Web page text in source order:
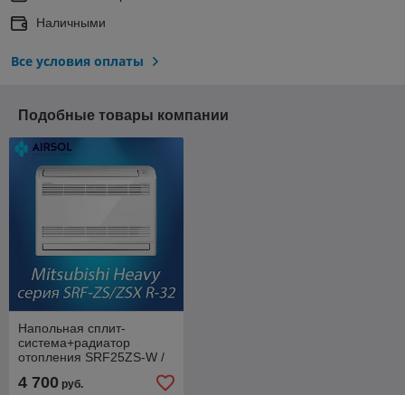
Наличными
Все условия оплаты
Подобные товары компании
Напольная сплит-
система+радиатор
отопления SRF25ZS-W /
SRC25ZS-W2 Mitsubishi
Heavy Industries
4 700 руб.